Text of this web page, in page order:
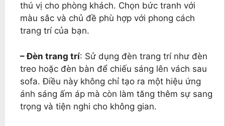
thú vị cho phòng khách. Chọn bức tranh với
màu sắc và chủ đề phù hợp với phong cách
trang trí của bạn.
– Đèn trang trí: Sử dụng đèn trang trí như đèn
treo hoặc đèn bàn để chiếu sáng lên vách sau
sofa. Điều này không chỉ tạo ra một hiệu ứng
ánh sáng ấm áp mà còn làm tăng thêm sự sang
trọng và tiện nghi cho không gian.